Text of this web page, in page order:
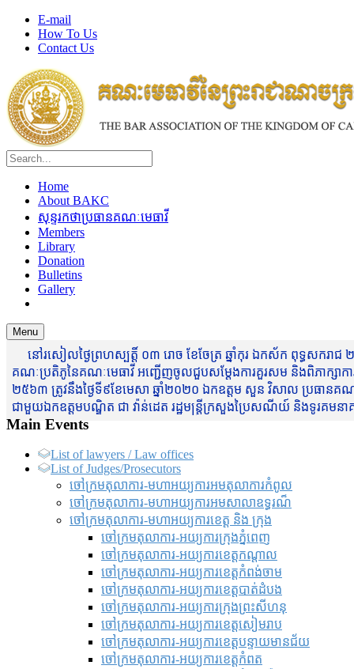
E-mail
How To Us
Contact Us
Home
About BAKC
សុន្ទរកថាប្រធានគណៈមេធាវី
Members
Library
Donation
Bulletins
Gallery
Menu
នៅរសៀលថ្ងៃព្រហស្បត្តិ៍ ០៣ រោច ខែចែត្រ ឆ្នាំកុរ ឯកស័ក ពុទ្ធសករាជ
គណៈប្រតិភូនៃគណៈមេធាវី អញ្ជើញចូលជួបសម្តែងការគួរសម និងពិភាក្សាកា
២៥៦៣ ត្រូវនឹងថ្ងៃទី៩ខែមេសា ឆ្នាំ២០២០ ឯកឧត្តម សួន វិសាល ប្រធានគណ
ជាមួយឯកឧត្តមបណ្ឌិត ជា វ៉ាន់ដេត រដ្ឋមន្រ្តីក្រសួងប្រៃសណីយ៍ និងទូរគ
Main Events
List of lawyers / Law offices
List of Judges/Prosecutors
ចៅក្រមតុលាការ-មហាអយ្យការអមតុលាការកំពូល
ចៅក្រមតុលាការ-មហាអយ្យការអមសាលាឧទ្ធរណ៏
ចៅក្រមតុលាការ-មហាអយ្យការខេត្ត និង ក្រុង
ចៅក្រមតុលាការ-អយ្យការក្រុងភ្នំពេញ
ចៅក្រមតុលាការ-អយ្យការខេត្តកណ្តាល
ចៅក្រមតុលាការ-អយ្យការខេត្តកំពង់ចាម
ចៅក្រមតុលាការ-អយ្យការខេត្តបាត់ដំបង
ចៅក្រមតុលាការ-អយ្យការ​ក្រុងព្រះសីហនុ
ចៅក្រមតុលាការ-អយ្យការខេត្តសៀមរាប
ចៅក្រមតុលាការ-អយ្យការខេត្តបន្ទាយមានជ័យ
ចៅក្រមតុលាការ-អយ្យការខេត្តកំពត